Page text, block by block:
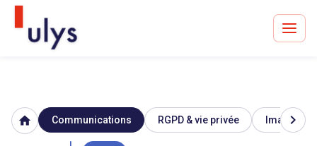
Avocats à Paris & Bruxelles
Leader en droit de l'innovation depuis 30 ans
home Communications RGPD & vie privée Image &
chevron_right